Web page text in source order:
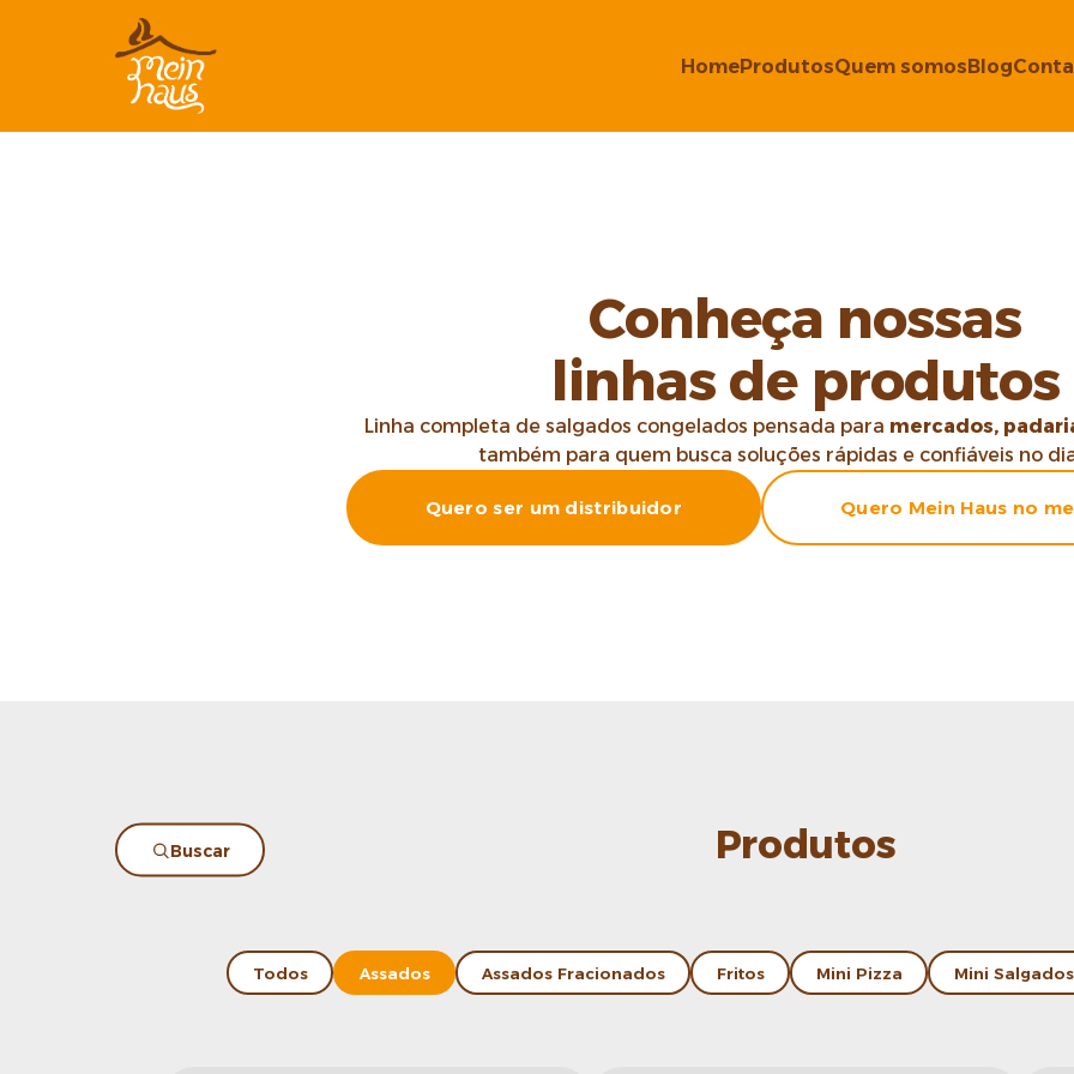
HomeProdutosQuem somosBlog
Conheça nossas
linhas de produtos
Linha completa de salgados congelados pensada para mercados,
também para quem busca soluções rápidas e confiáveis no
Quero ser um distribuidor Quero Mein Haus no
Buscar Produtos
Todos Assados Assados Fracionados Fritos Mini Pizza Mini Salgados